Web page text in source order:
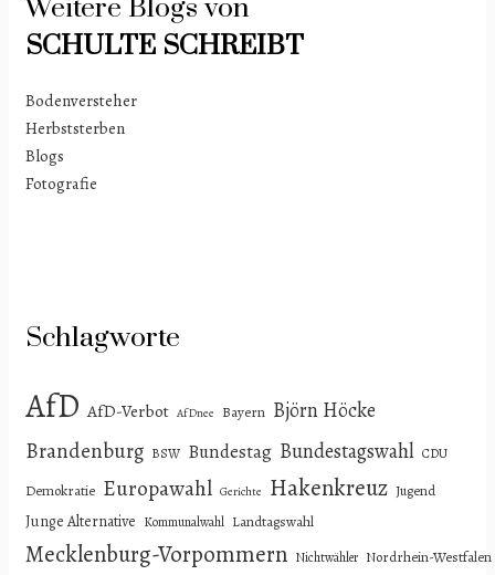
Weitere Blogs von
SCHULTE SCHREIBT
Bodenversteher
Herbststerben
Blogs
Fotografie
Schlagworte
AfD AfD-Verbot AfDnee Bayern Björn Höcke
Brandenburg BSW Bundestag Bundestagswahl CDU
Demokratie Europawahl Gerichte Hakenkreuz Jugend
Junge Alternative Kommunalwahl Landtagswahl
Mecklenburg-Vorpommern Nichtwähler Nordrhein-Westfalen